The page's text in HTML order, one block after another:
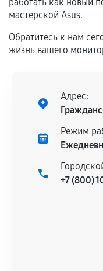
дефектов.
Установка
центром.
сервисный центр
мастерской Asus.
Обратитесь к нам
жизнь вашего
Адрес:
Режим
+7 (800)